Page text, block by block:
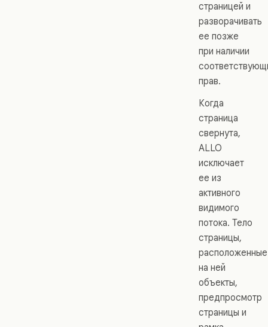
страницей и
разворачивать
ее позже
при наличии
прав.
Когда
страница
свернута,
ALLO
исключает
ее из
активного
видимого
потока. Тело
страницы,
расположенные
на ней
объекты,
предпросмотр
страницы и